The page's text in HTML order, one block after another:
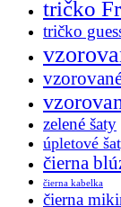
tričko
tričko
zelené šaty
úpletové
čierna
čierna kabelka
čierna